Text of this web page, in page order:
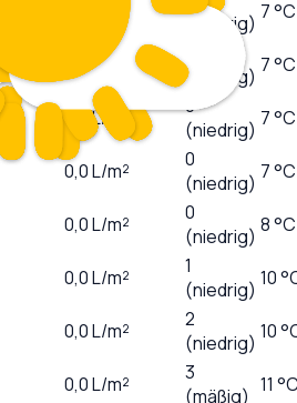
L/m²
(niedrig) 7 °C
L/m²
(niedrig) 7 °C
0,0L/m²
0
(niedrig) 7 °C
0,0L/m²
0
(niedrig) 7 °C
0,0L/m²
0
(niedrig) 8 °C
0,0L/m²
1
(niedrig) 10
0,0L/m²
2
(niedrig) 10
0,0L/m²
3
(mäßig) 11